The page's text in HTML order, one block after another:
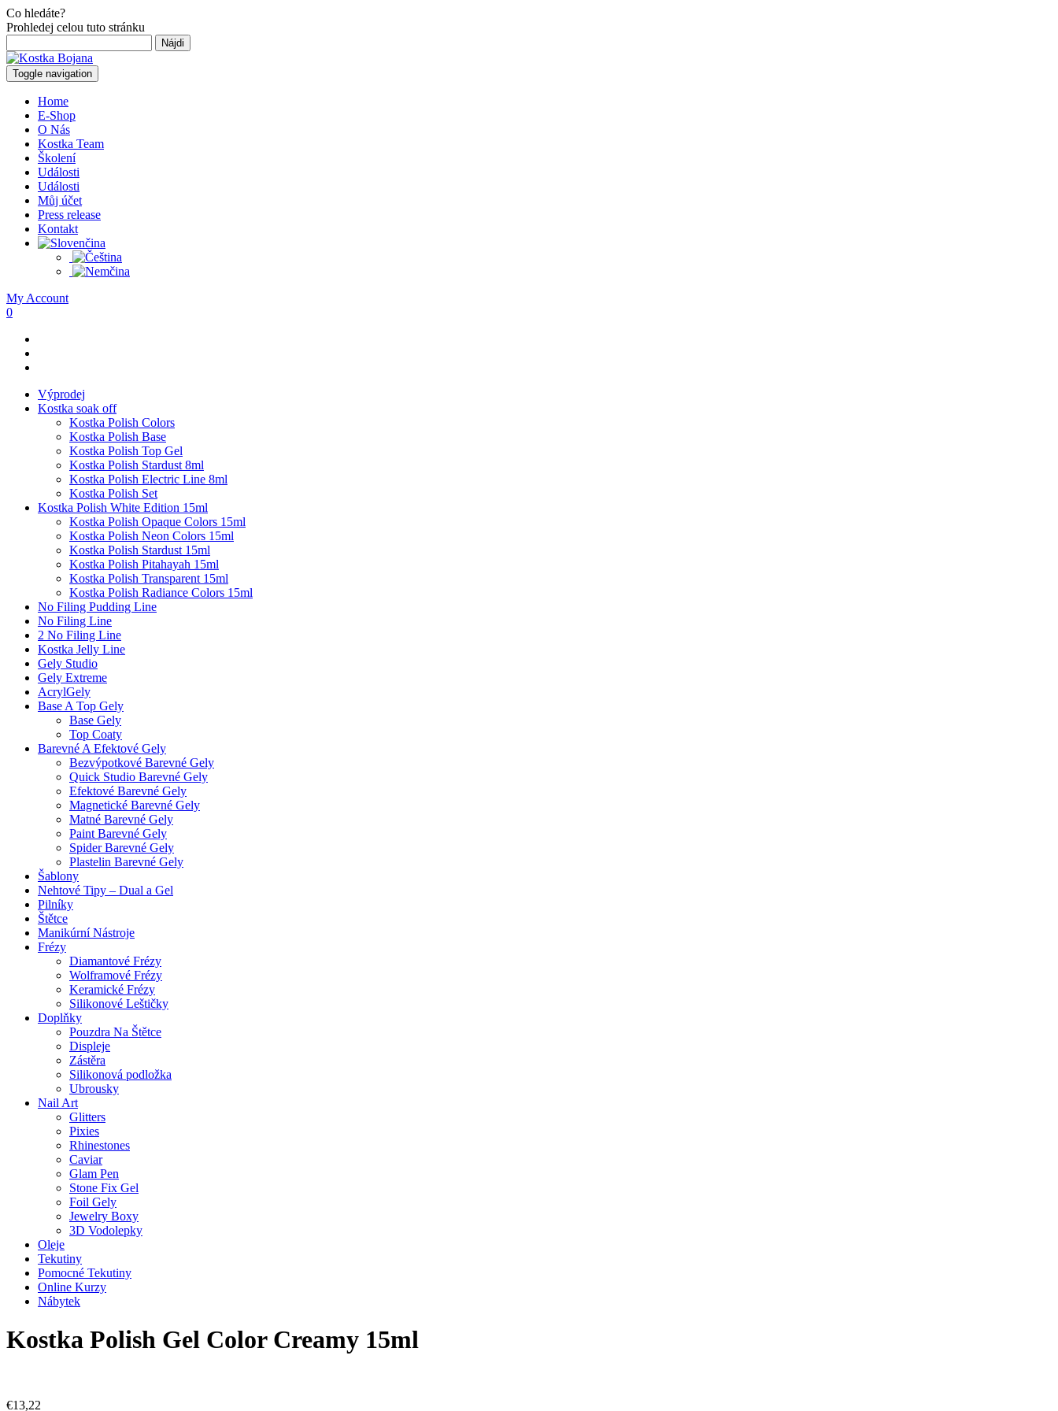
Co hledáte?
Prohledej celou tuto stránku
Toggle navigation
Home
E-Shop
O Nás
Kostka Team
Školení
Události
Události
Můj účet
Press release
Kontakt
My Account
0
Výprodej
Kostka soak off
Kostka Polish Colors
Kostka Polish Base
Kostka Polish Top Gel
Kostka Polish Stardust 8ml
Kostka Polish Electric Line 8ml
Kostka Polish Set
Kostka Polish White Edition 15ml
Kostka Polish Opaque Colors 15ml
Kostka Polish Neon Colors 15ml
Kostka Polish Stardust 15ml
Kostka Polish Pitahayah 15ml
Kostka Polish Transparent 15ml
Kostka Polish Radiance Colors 15ml
No Filing Pudding Line
No Filing Line
2 No Filing Line
Kostka Jelly Line
Gely Studio
Gely Extreme
AcrylGely
Base A Top Gely
Base Gely
Top Coaty
Barevné A Efektové Gely
Bezvýpotkové Barevné Gely
Quick Studio Barevné Gely
Efektové Barevné Gely
Magnetické Barevné Gely
Matné Barevné Gely
Paint Barevné Gely
Spider Barevné Gely
Plastelin Barevné Gely
Šablony
Nehtové Tipy – Dual a Gel
Pilníky
Štětce
Manikúrní Nástroje
Frézy
Diamantové Frézy
Wolframové Frézy
Keramické Frézy
Silikonové Leštičky
Doplňky
Pouzdra Na Štětce
Displeje
Zástěra
Silikonová podložka
Ubrousky
Nail Art
Glitters
Pixies
Rhinestones
Caviar
Glam Pen
Stone Fix Gel
Foil Gely
Jewelry Boxy
3D Vodolepky
Oleje
Tekutiny
Pomocné Tekutiny
Online Kurzy
Nábytek
Kostka Polish Gel Color Creamy 15ml
€13,22